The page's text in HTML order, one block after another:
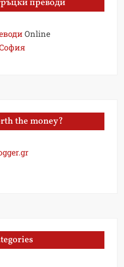
преводи
Online
the money?